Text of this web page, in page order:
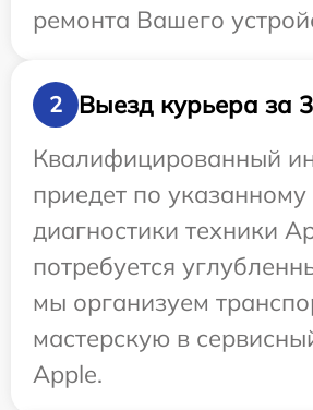
ремонта Вашего
2
Выезд курьера за
Квалифицированный
приедет по
диагностики техники
потребуется
мы организуем
мастерскую в
Apple.